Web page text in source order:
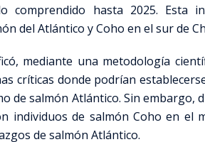
comprendido hasta 2025. Esta
del Atlántico y Coho en el sur de
mediante una metodología
críticas donde podrían
de salmón Atlántico. Sin embargo,
individuos de salmón Coho en el
de salmón Atlántico.